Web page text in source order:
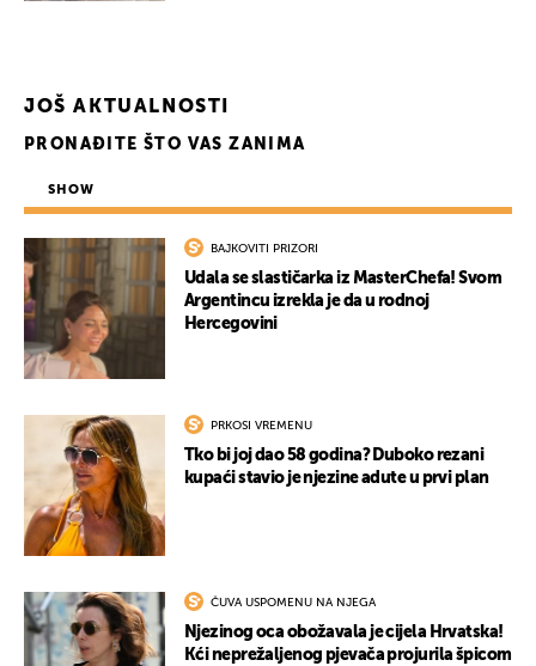
JOŠ AKTUALNOSTI
PRONAĐITE ŠTO VAS ZANIMA
SHOW
BAJKOVITI PRIZORI
Udala se slastičarka iz MasterChefa! Svom
Argentincu izrekla je da u rodnoj
Hercegovini
PRKOSI VREMENU
Tko bi joj dao 58 godina? Duboko rezani
kupaći stavio je njezine adute u prvi plan
ČUVA USPOMENU NA NJEGA
Njezinog oca obožavala je cijela Hrvatska!
Kći neprežaljenog pjevača projurila špicom